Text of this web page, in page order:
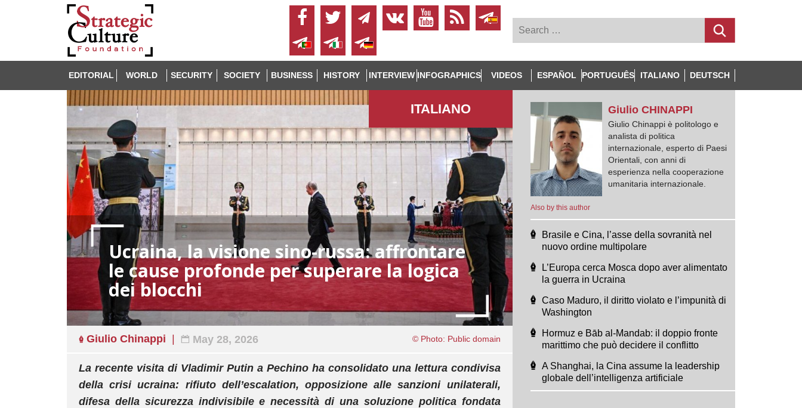
EDITORIAL WORLD SECURITY SOCIETY BUSINESS HISTORY INTERVIEW INFOGRAPHICS VIDEOS ESPAÑOL PORTUGUÊS ITALIANO DEUTSCH
ITALIANO
Ucraina, la visione sino-russa: affrontare
le cause profonde per superare la logica
dei blocchi
Giulio Chinappi May 28, 2026 © Photo: Public domain
La recente visita di Vladimir Putin a Pechino ha consolidato una lettura condivisa
della crisi ucraina: rifiuto dell’escalation, opposizione alle sanzioni unilaterali,
difesa della sicurezza indivisibile e necessità di una soluzione politica fondata
Also by this author
Giulio CHINAPPI
Giulio Chinappi è politologo e
analista di politica
internazionale, esperto di Paesi
Orientali, con anni di
esperienza nella cooperazione
umanitaria internazionale.
Brasile e Cina, l’asse della sovranità nel
nuovo ordine multipolare
L’Europa cerca Mosca dopo aver alimentato
la guerra in Ucraina
Caso Maduro, il diritto violato e l’impunità di
Washington
Hormuz e Bāb al-Mandab: il doppio fronte
marittimo che può decidere il conflitto
A Shanghai, la Cina assume la leadership
globale dell’intelligenza artificiale